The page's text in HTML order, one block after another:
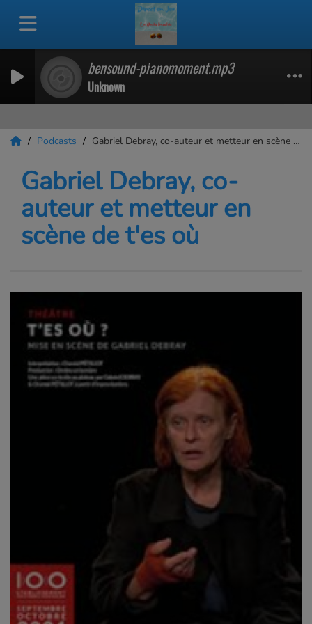
bensound-pianomoment.mp3
Unknown
Podcasts Gabriel Debray, co-auteur et metteur en scène de t'es où
Gabriel Debray, co-
auteur et metteur en
scène de t'es où